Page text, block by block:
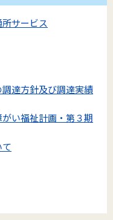
サービス
達方針及び調達実績
い福祉計画・第３期